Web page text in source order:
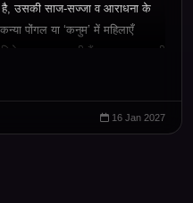
है, उसकी साज-सज्जा व आराधना के
पोंगल या ‘कनुम’ में महिलाएँ
अनुष्ठान करती हैं। उत्तर भारत की
16 Jan 2027